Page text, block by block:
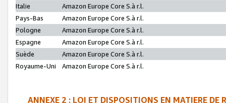
Italie
Amazon Europe Core S.à r.l.
Pays-Bas
Amazon Europe Core S.à r.l.
Pologne
Amazon Europe Core S.à r.l.
Espagne
Amazon Europe Core S.à r.l.
Suède
Amazon Europe Core S.à r.l.
Royaume-Uni
Amazon Europe Core S.à r.l.
ANNEXE 2 : LOI ET DISPOSITIONS EN MATIERE DE